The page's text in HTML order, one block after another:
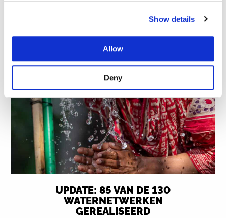
Show details
Allow
Deny
gemeenschappen een leidende rol
Lees meer
UPDATE: 85 VAN DE 130
WATERNETWERKEN
GEREALISEERD